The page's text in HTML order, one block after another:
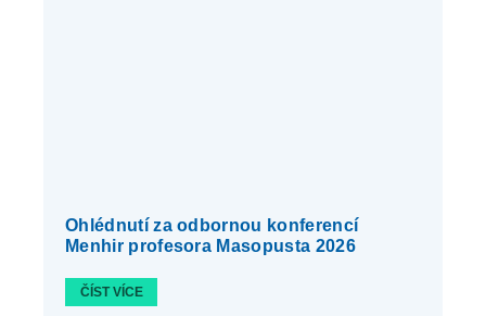
Ohlédnutí za odbornou konferencí
Menhir profesora Masopusta 2026
ČÍST VÍCE